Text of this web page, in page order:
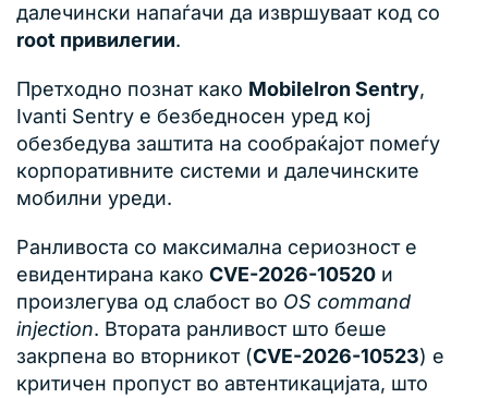
далечински напаѓачи да извршуваат код со
root привилегии.
Претходно познат како MobileIron Sentry,
Ivanti Sentry е безбедносен уред кој
обезбедува заштита на сообраќајот помеѓу
корпоративните системи и далечинските
мобилни уреди.
Ранливоста со максимална сериозност е
евидентирана како CVE-2026-10520 и
произлегува од слабост во OS command
injection. Втората ранливост што беше
закрпена во вторникот (CVE-2026-10523) е
критичен пропуст во автентикацијата, што